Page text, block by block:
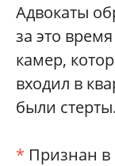
Адвокаты
за это
камер,
входил в
были стерты.
* Признан в